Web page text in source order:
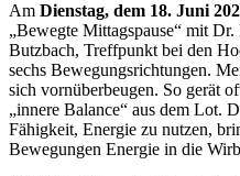
Am Dienstag, dem 18. Juni
„Bewegte Mittagspause“ mit
Butzbach, Treffpunkt bei den
sechs Bewegungsrichtungen.
sich vornüberbeugen. So gerät
„innere Balance“ aus dem Lot.
Fähigkeit, Energie zu nutzen,
Bewegungen Energie in die